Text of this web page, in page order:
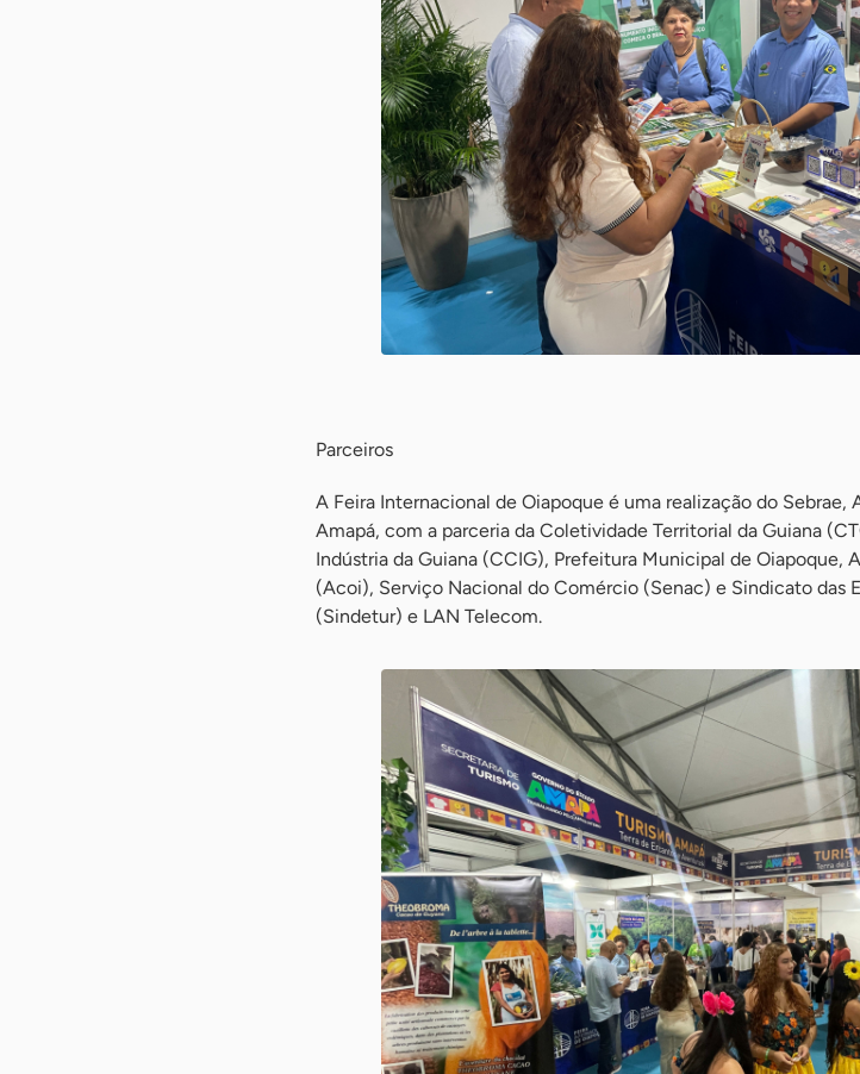
Parceiros
A Feira Internacional de Oiapoque é uma realização do Sebrae,
Amapá, com a parceria da Coletividade Territorial da Guiana
Indústria da Guiana (CCIG), Prefeitura Municipal de Oiapoque,
(Acoi), Serviço Nacional do Comércio (Senac) e Sindicato das
(Sindetur) e LAN Telecom.